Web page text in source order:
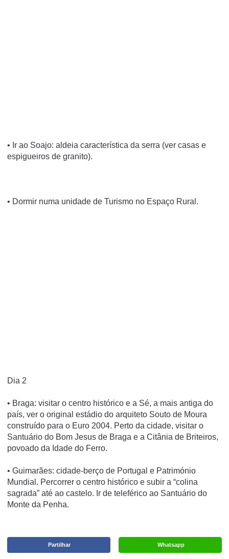
• Ir ao Soajo: aldeia característica da serra (ver casas e
espigueiros de granito).
• Dormir numa unidade de Turismo no Espaço Rural.
Dia 2
• Braga: visitar o centro histórico e a Sé, a mais antiga do
país, ver o original estádio do arquiteto Souto de Moura
construído para o Euro 2004. Perto da cidade, visitar o
Santuário do Bom Jesus de Braga e a Citânia de Briteiros,
povoado da Idade do Ferro.
• Guimarães: cidade-berço de Portugal e Património
Mundial. Percorrer o centro histórico e subir a “colina
sagrada” até ao castelo. Ir de teleférico ao Santuário do
Monte da Penha.
Whatsapp
Partilhar